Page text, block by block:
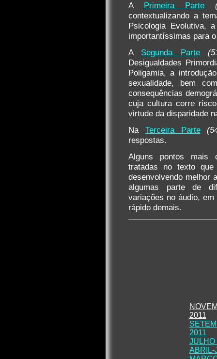
A Primeira Parte
contextualizando a
Psicologia Evolutiva,
importantíssimas para
A Segunda Parte
Desigualdades
Poligamia, a
sexualidade, bem
consequências
cuja cultura corre
virtude da disparidade
Na Terceira Parte
respostas.
Alguns pontos mais
tratadas no texto que
desenvolvendo melhor
algumas parte de
variações no áudio,
rápido demais.
2011
2011
JULHO
ABRIL-